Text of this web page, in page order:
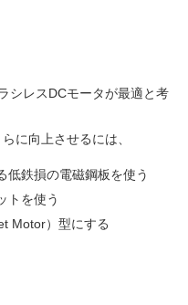
シレスDCモータが最適と考
に向上させるには、
低鉄損の電磁鋼板を使う
トを使う
Motor）型にする